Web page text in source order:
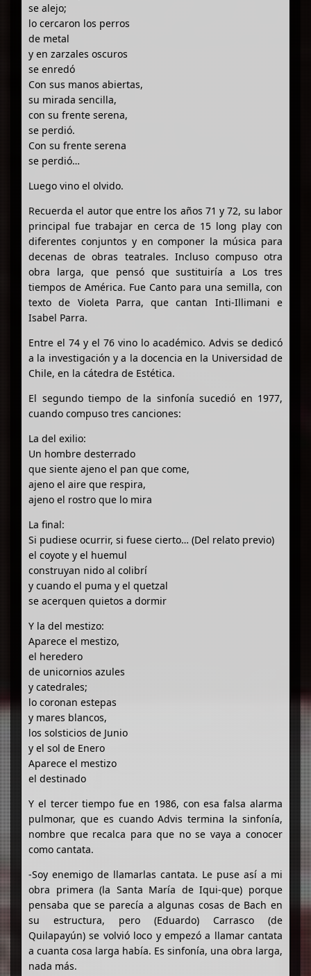
se alejo;
lo cercaron los perros
de metal
y en zarzales oscuros
se enredó
Con sus manos abiertas,
su mirada sencilla,
con su frente serena,
se perdió.
Con su frente serena
se perdió…
Luego vino el olvido.
Recuerda el autor que entre los años 71 y 72, su labor
principal fue trabajar en cerca de 15 long play con
diferentes conjuntos y en componer la música para
decenas de obras teatrales. Incluso compuso otra
obra larga, que pensó que sustituiría a Los tres
tiempos de América. Fue Canto para una semilla, con
texto de Violeta Parra, que cantan Inti-Illimani e
Isabel Parra.
Entre el 74 y el 76 vino lo académico. Advis se dedicó
a la investigación y a la docencia en la Universidad de
Chile, en la cátedra de Estética.
El segundo tiempo de la sinfonía sucedió en 1977,
cuando compuso tres canciones:
La del exilio:
Un hombre desterrado
que siente ajeno el pan que come,
ajeno el aire que respira,
ajeno el rostro que lo mira
La final:
Si pudiese ocurrir, si fuese cierto… (Del relato previo)
el coyote y el huemul
construyan nido al colibrí
y cuando el puma y el quetzal
se acerquen quietos a dormir
Y la del mestizo:
Aparece el mestizo,
el heredero
de unicornios azules
y catedrales;
lo coronan estepas
y mares blancos,
los solsticios de Junio
y el sol de Enero
Aparece el mestizo
el destinado
Y el tercer tiempo fue en 1986, con esa falsa alarma
pulmonar, que es cuando Advis termina la sinfonía,
nombre que recalca para que no se vaya a conocer
como cantata.
-Soy enemigo de llamarlas cantata. Le puse así a mi
obra primera (la Santa María de Iqui-que) porque
pensaba que se parecía a algunas cosas de Bach en
su estructura, pero (Eduardo) Carrasco (de
Quilapayún) se volvió loco y empezó a llamar cantata
a cuanta cosa larga había. Es sinfonía, una obra larga,
nada más.